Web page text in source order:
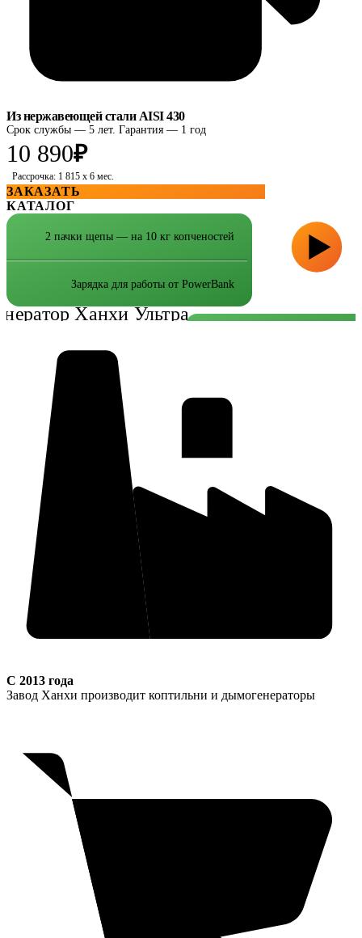
Из нержавеющей стали AISI 430
Срок службы — 5 лет. Гарантия — 1 год
10 890₽
Рассрочка: 1 815 x 6 мес.
ЗАКАЗАТЬ
КАТАЛОГ
2 пачки щепы — на 10 кг копченостей
Зарядка для работы от PowerBank
С 2013 года
Завод Ханхи производит коптильни и дымогенераторы